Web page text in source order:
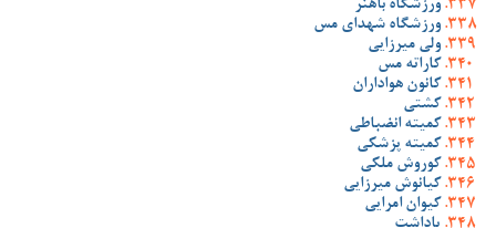
ورزشگاه باهنر
ورزشگاه شهدای مس
ولی میرزایی
کاراته مس
کانون هواداران
کشتی
کمیته انضباطی
کمیته پزشکی
کوروش ملکی
کیانوش میرزایی
کیوان امرایی